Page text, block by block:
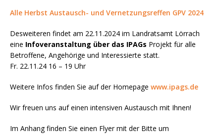
Alle Herbst Austausch- und Vernetzungsreffen GPV 2024
Desweiteren findet am 22.11.2024 im Landratsamt Lörrach
eine Infoveranstaltung über das IPAGs Projekt für alle
Betroffene, Angehörige und Interessierte statt.
Fr. 22.11.24 16 – 19 Uhr
Weitere Infos finden Sie auf der Homepage www.ipags.de
Wir freuen uns auf einen intensiven Austausch mit Ihnen!
Im Anhang finden Sie einen Flyer mit der Bitte um